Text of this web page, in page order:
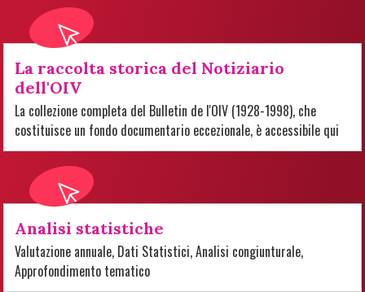
La raccolta storica del Notiziario
dell'OIV
La collezione completa del Bulletin de l'OIV (1928-1998), che
costituisce un fondo documentario eccezionale, è accessibile qui
Analisi statistiche
Valutazione annuale, Dati Statistici, Analisi congiunturale,
Approfondimento tematico